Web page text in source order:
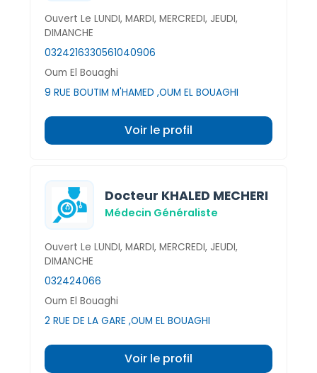
Ouvert Le LUNDI, MARDI, MERCREDI, JEUDI,
DIMANCHE
0324216330561040906
Oum El Bouaghi
9 RUE BOUTIM M'HAMED ,OUM EL BOUAGHI
Voir le profil
Docteur KHALED MECHERI
Médecin Généraliste
Ouvert Le LUNDI, MARDI, MERCREDI, JEUDI,
DIMANCHE
032424066
Oum El Bouaghi
2 RUE DE LA GARE ,OUM EL BOUAGHI
Voir le profil